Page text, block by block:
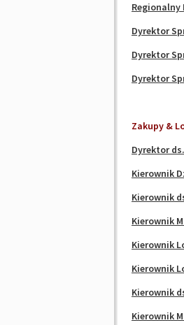
Regionalny
Dyrektor
Dyrektor
Dyrektor
Zakupy &
Dyrektor
Kierownik
Kierownik
Kierownik
Kierownik
Kierownik
Kierownik
Kierownik